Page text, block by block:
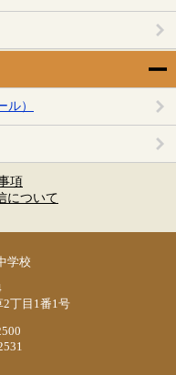
）
項
について
学校
丁目1番1号